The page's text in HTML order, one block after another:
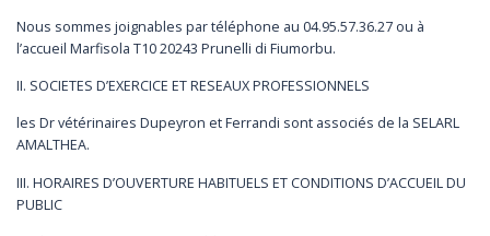
Nous sommes joignables par téléphone au 04.95.57.36.27 ou à
l’accueil Marfisola T10 20243 Prunelli di Fiumorbu.
II. SOCIETES D’EXERCICE ET RESEAUX PROFESSIONNELS
les Dr vétérinaires Dupeyron et Ferrandi sont associés de la SELARL
AMALTHEA.
III. HORAIRES D’OUVERTURE HABITUELS ET CONDITIONS D’ACCUEIL DU
PUBLIC